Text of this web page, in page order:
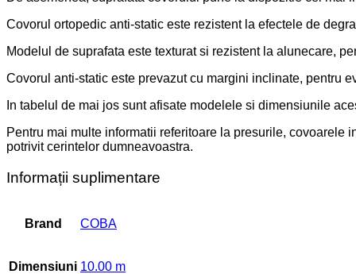
Covorul ortopedic anti-static este rezistent la efectele de
Modelul de suprafata este texturat si rezistent la alunecare,
Covorul anti-static este prevazut cu margini inclinate, pentru
In tabelul de mai jos sunt afisate modelele si dimensiunile
Pentru mai multe informatii referitoare la presurile,
potrivit cerintelor dumneavoastra.
Informații suplimentare
Brand COBA
Dimensiuni 10.00 m